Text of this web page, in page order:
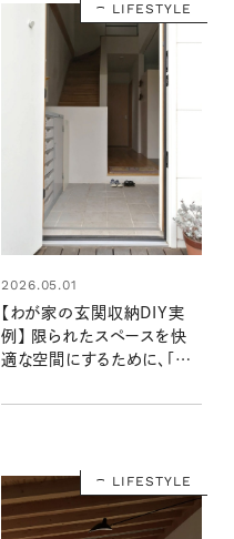
LIFESTYLE
2026.05.01
【わが家の玄関収納DIY実
例】 限られたスペースを快
適な空間にするために、「あ
LIFESTYLE